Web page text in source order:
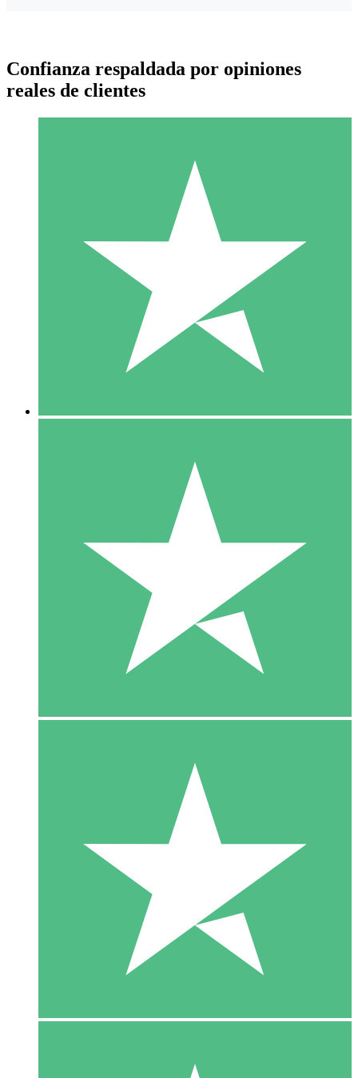
Paquetes de Créditos Individuales
Paga según el uso con créditos de descarga. Sin compromiso
10 00
10 Descargas
20 00
Confianza respaldada por opiniones
reales de clientes